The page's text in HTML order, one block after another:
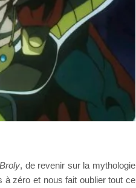
, de revenir sur la mythologie
à zéro et nous fait oublier tout ce